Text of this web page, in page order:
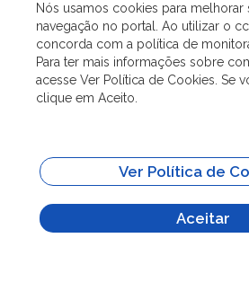
ASSUNTOS
ACESSO À INFORMAÇÃO
SITES IMPORTANTES
Nós usamos cookies para melhorar
navegação no portal. Ao utilizar o
concorda com a política de
Para ter mais informações sobre
acesse Ver Política de Cookies. Se
clique em Aceito.
Ver Política de
Aceitar